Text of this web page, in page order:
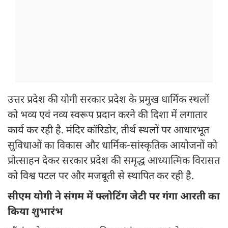
उत्तर प्रदेश की योगी सरकार प्रदेश के प्रमुख धार्मिक स्थलों
को भव्य एवं नव्य स्वरूप प्रदान करने की दिशा में लगातार
कार्य कर रही है. मंदिर कॉरिडोर, तीर्थ स्थलों पर आधारभूत
सुविधाओं का विकास और धार्मिक-सांस्कृतिक आयोजनों को
प्रोत्साहन देकर सरकार प्रदेश की समृद्ध आध्यात्मिक विरासत
को विश्व पटल पर और मजबूती से स्थापित कर रही है.
सीएम योगी ने संगम में फ्लोटिंग जेटी पर गंगा आरती का
किया शुभारंभ